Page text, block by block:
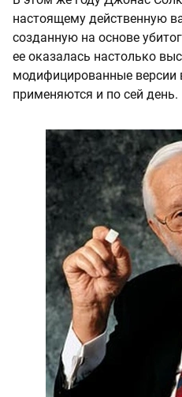
настоящему действенную
созданную на основе
ее оказалась настолько
модифицированные
применяются и по сей день.